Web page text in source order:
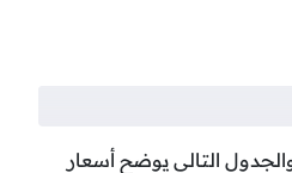
التالي يوضح أسعار